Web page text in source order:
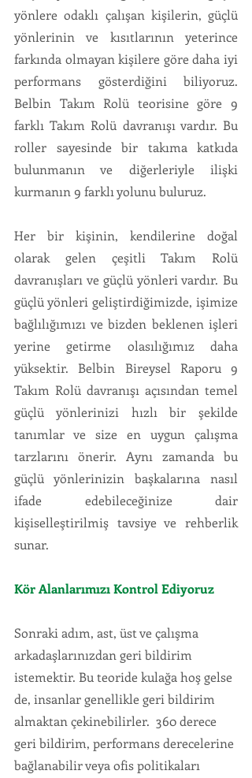
yönlere odaklı çalışan kişilerin, güçlü
yönlerinin ve kısıtlarının yeterince
farkında olmayan kişilere göre daha iyi
performans gösterdiğini biliyoruz.
Belbin Takım Rolü teorisine göre 9
farklı Takım Rolü davranışı vardır. Bu
roller sayesinde bir takıma katkıda
bulunmanın ve diğerleriyle ilişki
kurmanın 9 farklı yolunu buluruz.
Her bir kişinin, kendilerine doğal
olarak gelen çeşitli Takım Rolü
davranışları ve güçlü yönleri vardır. Bu
güçlü yönleri geliştirdiğimizde, işimize
bağlılığımızı ve bizden beklenen işleri
yerine getirme olasılığımız daha
yüksektir. Belbin Bireysel Raporu 9
Takım Rolü davranışı açısından temel
güçlü yönlerinizi hızlı bir şekilde
tanımlar ve size en uygun çalışma
tarzlarını önerir. Aynı zamanda bu
güçlü yönlerinizin başkalarına nasıl
ifade edebileceğinize dair
kişiselleştirilmiş tavsiye ve rehberlik
sunar.
Kör Alanlarımızı Kontrol Ediyoruz
Sonraki adım, ast, üst ve çalışma
arkadaşlarınızdan geri bildirim
istemektir. Bu teoride kulağa hoş gelse
de, insanlar genellikle geri bildirim
almaktan çekinebilirler.  360 derece
geri bildirim, performans derecelerine
bağlanabilir veya ofis politikaları